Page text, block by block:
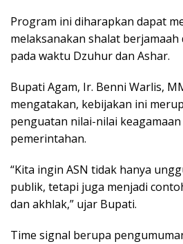
Program ini diharapkan dapat
melaksanakan shalat
pada waktu Dzuhur dan Ashar.
Bupati Agam, Ir. Benni Warlis,
mengatakan, kebijakan ini
penguatan nilai-nilai
pemerintahan.
“Kita ingin ASN tidak hanya
publik, tetapi juga menjadi
dan akhlak,” ujar Bupati.
Time signal berupa